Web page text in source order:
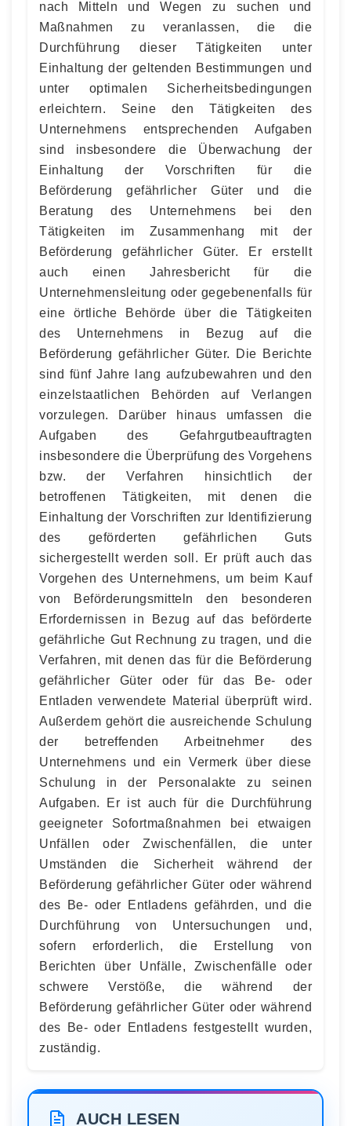
nach Mitteln und Wegen zu suchen und
Maßnahmen zu veranlassen, die die
Durchführung dieser Tätigkeiten unter
Einhaltung der geltenden Bestimmungen und
unter optimalen Sicherheitsbedingungen
erleichtern. Seine den Tätigkeiten des
Unternehmens entsprechenden Aufgaben
sind insbesondere die Überwachung der
Einhaltung der Vorschriften für die
Beförderung gefährlicher Güter und die
Beratung des Unternehmens bei den
Tätigkeiten im Zusammenhang mit der
Beförderung gefährlicher Güter. Er erstellt
auch einen Jahresbericht für die
Unternehmensleitung oder gegebenenfalls für
eine örtliche Behörde über die Tätigkeiten
des Unternehmens in Bezug auf die
Beförderung gefährlicher Güter. Die Berichte
sind fünf Jahre lang aufzubewahren und den
einzelstaatlichen Behörden auf Verlangen
vorzulegen. Darüber hinaus umfassen die
Aufgaben des Gefahrgutbeauftragten
insbesondere die Überprüfung des Vorgehens
bzw. der Verfahren hinsichtlich der
betroffenen Tätigkeiten, mit denen die
Einhaltung der Vorschriften zur Identifizierung
des geförderten gefährlichen Guts
sichergestellt werden soll. Er prüft auch das
Vorgehen des Unternehmens, um beim Kauf
von Beförderungsmitteln den besonderen
Erfordernissen in Bezug auf das beförderte
gefährliche Gut Rechnung zu tragen, und die
Verfahren, mit denen das für die Beförderung
gefährlicher Güter oder für das Be- oder
Entladen verwendete Material überprüft wird.
Außerdem gehört die ausreichende Schulung
der betreffenden Arbeitnehmer des
Unternehmens und ein Vermerk über diese
Schulung in der Personalakte zu seinen
Aufgaben. Er ist auch für die Durchführung
geeigneter Sofortmaßnahmen bei etwaigen
Unfällen oder Zwischenfällen, die unter
Umständen die Sicherheit während der
Beförderung gefährlicher Güter oder während
des Be- oder Entladens gefährden, und die
Durchführung von Untersuchungen und,
sofern erforderlich, die Erstellung von
Berichten über Unfälle, Zwischenfälle oder
schwere Verstöße, die während der
Beförderung gefährlicher Güter oder während
des Be- oder Entladens festgestellt wurden,
zuständig.
AUCH LESEN